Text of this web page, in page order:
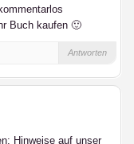
Buch kaufen 🙂
Antworten
Hinweise auf unser